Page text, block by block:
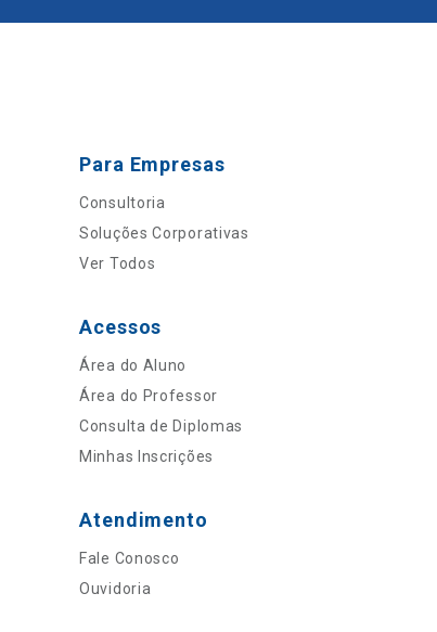
Para Empresas
Consultoria
Soluções Corporativas
Ver Todos
Acessos
Área do Aluno
Área do Professor
Consulta de Diplomas
Minhas Inscrições
Atendimento
Fale Conosco
Ouvidoria